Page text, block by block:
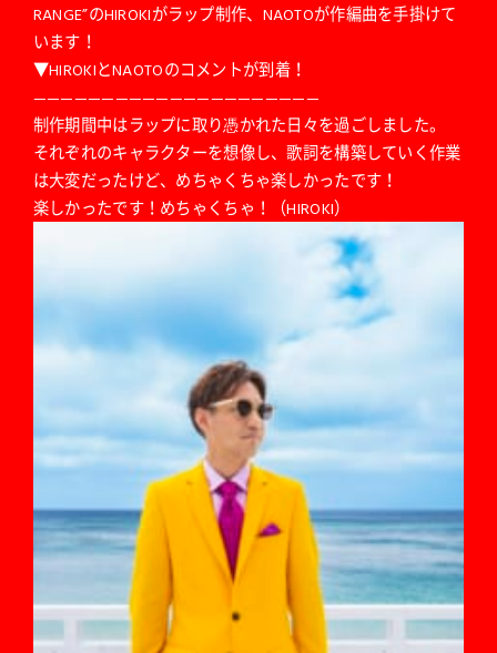
RANGE”のHIROKIがラップ制作、NAOTOが作編曲を手掛けて
います！
▼HIROKIとNAOTOのコメントが到着！
—————————————————————
制作期間中はラップに取り憑かれた日々を過ごしました。
それぞれのキャラクターを想像し、歌詞を構築していく作業
は大変だったけど、めちゃくちゃ楽しかったです！
楽しかったです！めちゃくちゃ！（HIROKI）